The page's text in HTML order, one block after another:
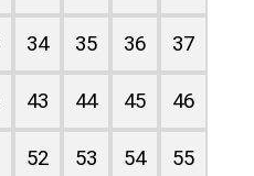
34 35 36 37
43 44 45 46
52 53 54 55